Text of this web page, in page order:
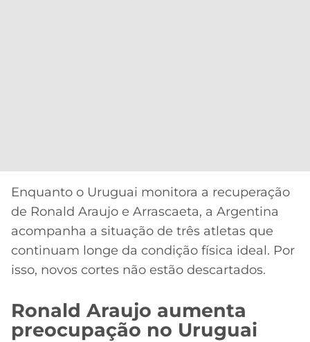
Enquanto o Uruguai monitora a recuperação
de Ronald Araujo e Arrascaeta, a Argentina
acompanha a situação de três atletas que
continuam longe da condição física ideal. Por
isso, novos cortes não estão descartados.
Ronald Araujo aumenta
preocupação no Uruguai